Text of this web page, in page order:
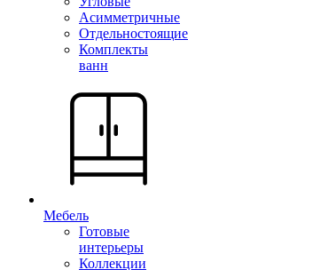
Асимметричные
Отдельностоящие
Комплекты
ванн
Мебель
Готовые
интерьеры
Коллекции